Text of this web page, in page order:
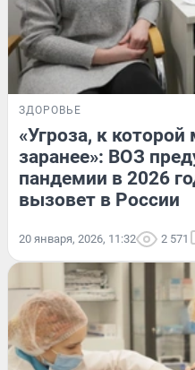
ЗДОРОВЬЕ
«Угроза, к которой
заранее»: ВОЗ
пандемии в 2026
вызовет в России
20 января, 2026, 11:32 2 571